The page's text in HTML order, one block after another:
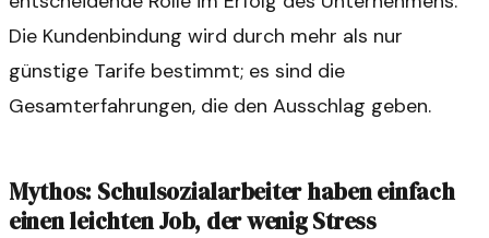
Die Kundenbindung wird durch mehr als nur
günstige Tarife bestimmt; es sind die
Gesamterfahrungen, die den Ausschlag geben.
Mythos: Schulsozialarbeiter haben einfach
einen leichten Job, der wenig Stress